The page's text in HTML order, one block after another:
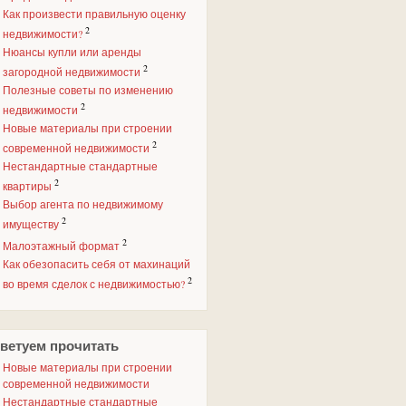
Как произвести правильную оценку
недвижимости? 2
Нюансы купли или аренды
загородной недвижимости 2
Полезные советы по изменению
недвижимости 2
Новые материалы при строении
современной недвижимости 2
Нестандартные стандартные
квартиры 2
Выбор агента по недвижимому
имуществу 2
Малоэтажный формат 2
Как обезопасить себя от махинаций
во время сделок с недвижимостью? 2
прочитать
Новые материалы при строении
современной недвижимости
Нестандартные стандартные